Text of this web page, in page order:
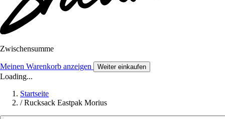
Zwischensumme
Meinen Warenkorb anzeigen Weiter einkaufen
Loading...
Startseite
/ Rucksack Eastpak Morius